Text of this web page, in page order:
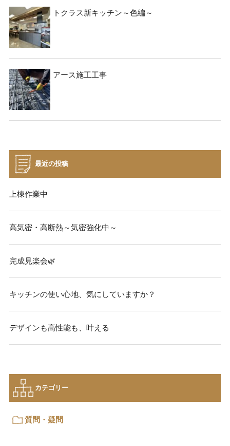
トクラス新キッチン～色編～
アース施工工事
最近の投稿
上棟作業中
高気密・高断熱～気密強化中～
完成見楽会🌿
キッチンの使い心地、気にしていますか？
デザインも高性能も、叶える
カテゴリー
質問・疑問